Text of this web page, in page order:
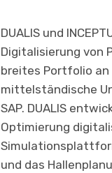
DUALIS und
Digitalisierung von
breites Portfolio
mittelständische
SAP. DUALIS
Optimierung
und das